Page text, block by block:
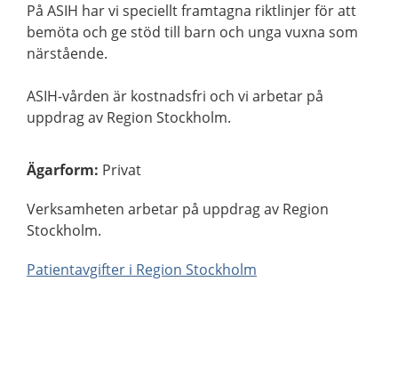
På ASIH har vi speciellt framtagna riktlinjer för att
bemöta och ge stöd till barn och unga vuxna som
närstående.
ASIH-vården är kostnadsfri och vi arbetar på
uppdrag av Region Stockholm.
Ägarform: Privat
Verksamheten arbetar på uppdrag av Region
Stockholm.
Patientavgifter i Region Stockholm